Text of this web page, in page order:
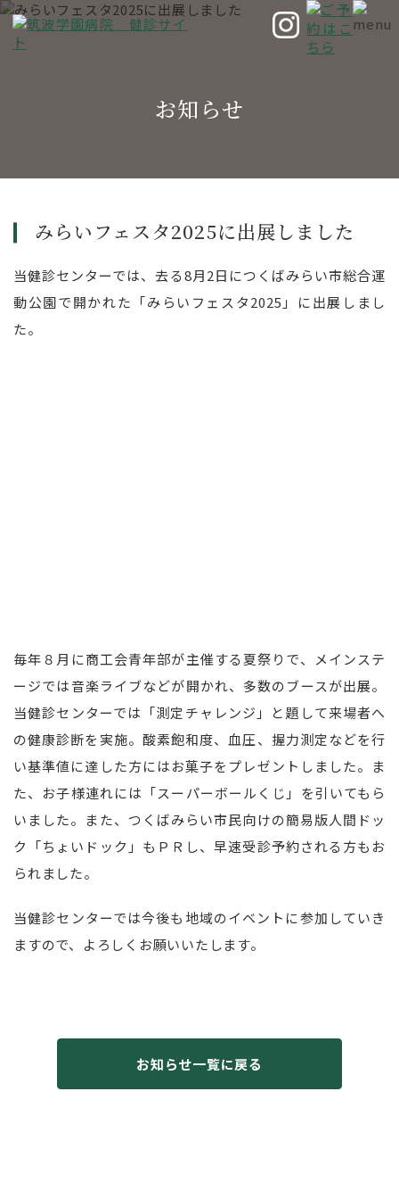
お知らせ
みらいフェスタ2025に出展しました
当健診センターでは、去る8月2日につくばみらい市総合運
動公園で開かれた「みらいフェスタ2025」に出展しまし
た。
毎年８月に商工会青年部が主催する夏祭りで、メインステ
ージでは音楽ライブなどが開かれ、多数のブースが出展。
当健診センターでは「測定チャレンジ」と題して来場者へ
の健康診断を実施。酸素飽和度、血圧、握力測定などを行
い基準値に達した方にはお菓子をプレゼントしました。ま
た、お子様連れには「スーパーボールくじ」を引いてもら
いました。また、つくばみらい市民向けの簡易版人間ドッ
ク「ちょいドック」もＰＲし、早速受診予約される方もお
られました。
当健診センターでは今後も地域のイベントに参加していき
ますので、よろしくお願いいたします。
お知らせ一覧に戻る